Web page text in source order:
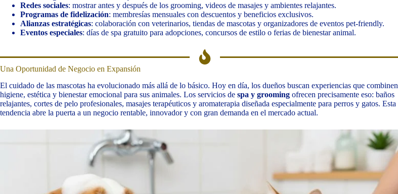
Redes sociales: mostrar antes y después de los grooming, videos de masajes y ambientes relajantes.
Programas de fidelización: membresías mensuales con descuentos y beneficios exclusivos.
Alianzas estratégicas: colaboración con veterinarios, tiendas de mascotas y organizadores de eventos pet-friendly.
Eventos especiales: días de spa gratuito para adopciones, concursos de estilo o ferias de bienestar animal.
Una Oportunidad de Negocio en Expansión
El cuidado de las mascotas ha evolucionado más allá de lo básico. Hoy en día, los dueños buscan experiencias que combinen
higiene, estética y bienestar emocional para sus animales. Los servicios de spa y grooming ofrecen precisamente eso: baños
relajantes, cortes de pelo profesionales, masajes terapéuticos y aromaterapia diseñada especialmente para perros y gatos. Esta
tendencia abre la puerta a un negocio rentable, innovador y con gran demanda en el mercado actual.